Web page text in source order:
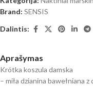
Brand: SENSIS
Dalintis:
Aprašymas
Krótka koszula damska
– miła dzianina bawełniana